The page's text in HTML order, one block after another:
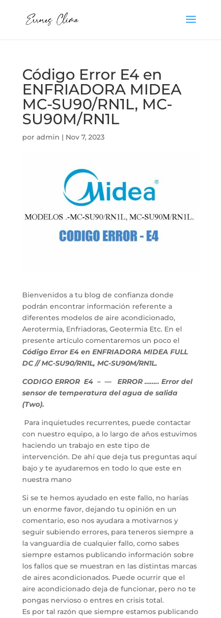
Código Error E4 en
ENFRIADORA MIDEA
MC-SU90/RN1L, MC-
SU90M/RN1L
por admin | Nov 7, 2023
Bienvenidos a tu blog de confianza donde
podrán encontrar información referente a
diferentes modelos de aire acondicionado,
Aerotermia, Enfriadoras, Geotermia Etc. En el
presente artículo comentaremos un poco el
Código Error E4 en ENFRIADORA MIDEA FULL
DC // MC-SU90/RN1L, MC-SU90M/RN1L.
CODIGO ERROR E4 – — ERROR …….. Error del
sensor de temperatura del agua de salida
(Two).
Para inquietudes recurrentes, puede contactar
con nuestro equipo, a lo largo de años estuvimos
haciendo un trabajo en este tipo de
intervención. De ahí que deja tus preguntas aquí
bajo y te ayudaremos en todo lo que este en
nuestra mano
Si se te hemos ayudado en este fallo, no harías
un enorme favor, dejando tu opinión en un
comentario, eso nos ayudara a motivarnos y
seguir subiendo errores, para teneros siempre a
la vanguardia de cualquier fallo, como sabes
siempre estamos publicando información sobre
los fallos que se muestran en las distintas marcas
de aires acondicionados. Puede ocurrir que el
aire acondicionado deja de funcionar, pero no te
pongas nervioso o entres en crisis total.
Es por tal razón que siempre estamos publicando